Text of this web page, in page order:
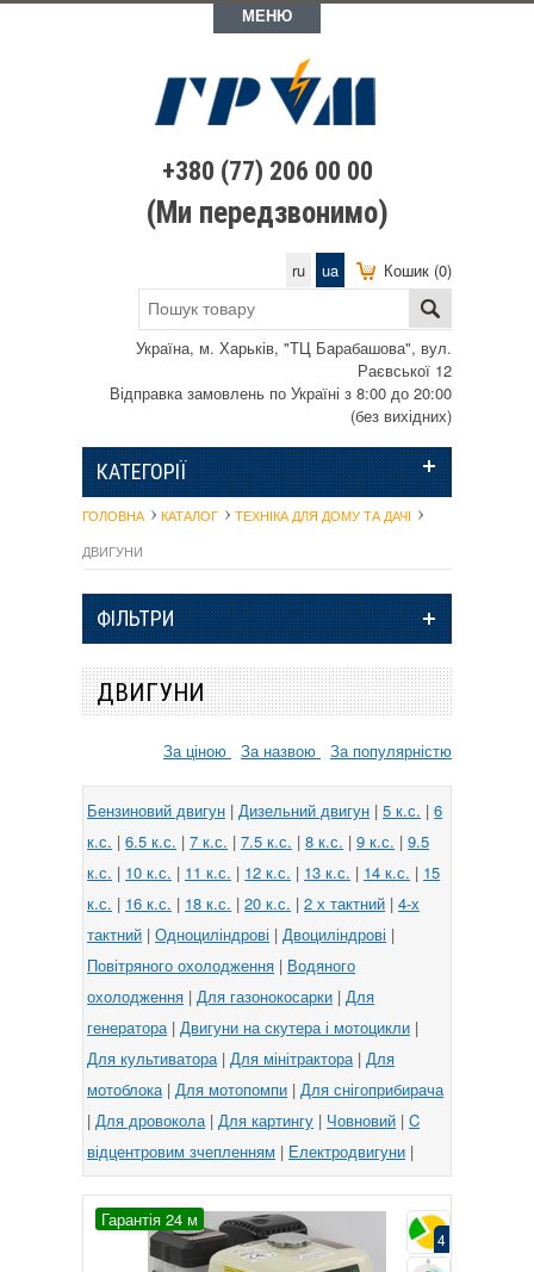
МЕНЮ
+380 (77) 206 00 00
(Ми передзвонимо)
Кошик (0)
ru ua
Україна, м. Харьків, "ТЦ Барабашова", вул.
Раєвської 12
Відправка замовлень по Україні з 8:00 до 20:00
(без вихідних)
КАТЕГОРІЇ
ГОЛОВНА КАТАЛОГ
ТЕХНІКА ДЛЯ ДОМУ ТА ДАЧІ
ДВИГУНИ
ФІЛЬТРИ
ДВИГУНИ
За ціною За назвою За популярністю
Бензиновий двигун | Дизельний двигун |5 к.с. |6
к.с. |6.5 к.с. |7 к.с. |7.5 к.с. |8 к.с. |9 к.с. |9.5
к.с. | 10 к.с. | 11 к.с. | 12 к.с. | 13 к.с. | 14 к.с. | 15
к.с. | 16 к.с. | 18 к.с. |20 к.с. |2 х тактний |4-х
тактний |Одноциліндрові | Двоциліндрові |
Повітряного охолодження | Водяного
охолодження | Для газонокосарки | Для
генератора | Двигуни на скутера і мотоцикли |
Для культиватора | Для мінітрактора | Для
мотоблока | Для мотопомпи | Для снігоприбирача
| Для дровокола | Для картингу | Човновий |C
відцентровим зчепленням | Електродвигуни |
Гарантія 24 м
4